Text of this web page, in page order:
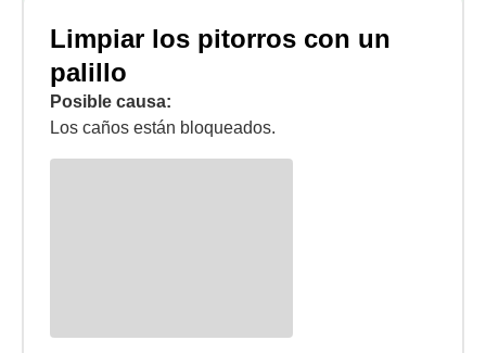
Limpiar los pitorros con un
palillo
Posible causa:
Los caños están bloqueados.